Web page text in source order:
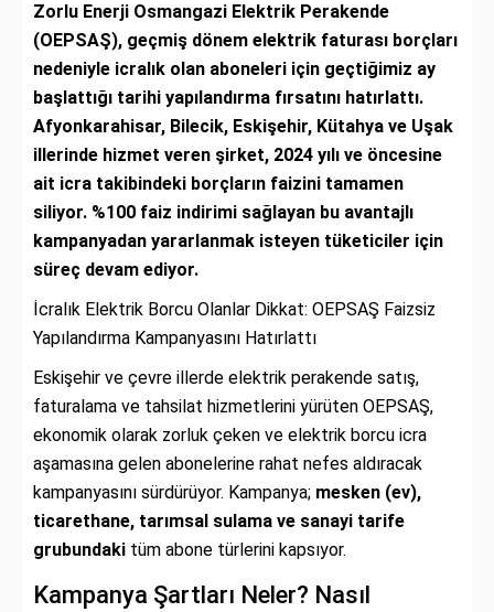
Zorlu Enerji Osmangazi Elektrik Perakende
(OEPSAŞ), geçmiş dönem elektrik faturası borçları
nedeniyle icralık olan aboneleri için geçtiğimiz ay
başlattığı tarihi yapılandırma fırsatını hatırlattı.
Afyonkarahisar, Bilecik, Eskişehir, Kütahya ve Uşak
illerinde hizmet veren şirket, 2024 yılı ve öncesine
ait icra takibindeki borçların faizini tamamen
siliyor. %100 faiz indirimi sağlayan bu avantajlı
kampanyadan yararlanmak isteyen tüketiciler için
süreç devam ediyor.
İcralık Elektrik Borcu Olanlar Dikkat: OEPSAŞ Faizsiz
Yapılandırma Kampanyasını Hatırlattı
Eskişehir ve çevre illerde elektrik perakende satış,
faturalama ve tahsilat hizmetlerini yürüten OEPSAŞ,
ekonomik olarak zorluk çeken ve elektrik borcu icra
aşamasına gelen abonelerine rahat nefes aldıracak
kampanyasını sürdürüyor. Kampanya; mesken (ev),
ticarethane, tarımsal sulama ve sanayi tarife
grubundaki tüm abone türlerini kapsıyor.
Kampanya Şartları Neler? Nasıl